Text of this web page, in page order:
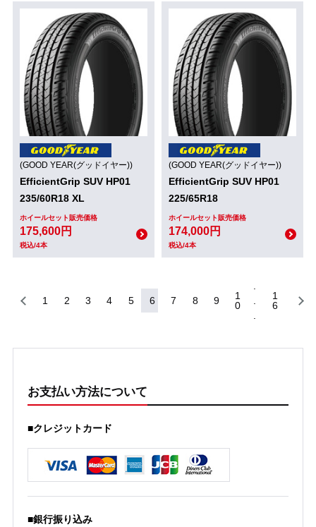
(GOOD YEAR(グッドイヤー))
EfficientGrip SUV HP01
235/60R18 XL
ホイールセット販売価格
175,600円
税込/4本
(GOOD YEAR(グッドイヤー))
EfficientGrip SUV HP01
225/65R18
ホイールセット販売価格
174,000円
税込/4本
1 2 3 4 5 6 7 8 9
1
0
1
6
お支払い方法について
■クレジットカード
■銀行振り込み